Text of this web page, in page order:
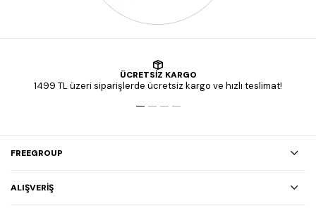
ÜCRETSİZ KARGO
1499 TL üzeri siparişlerde ücretsiz kargo ve hızlı teslimat!
FREEGROUP
ALIŞVERİŞ